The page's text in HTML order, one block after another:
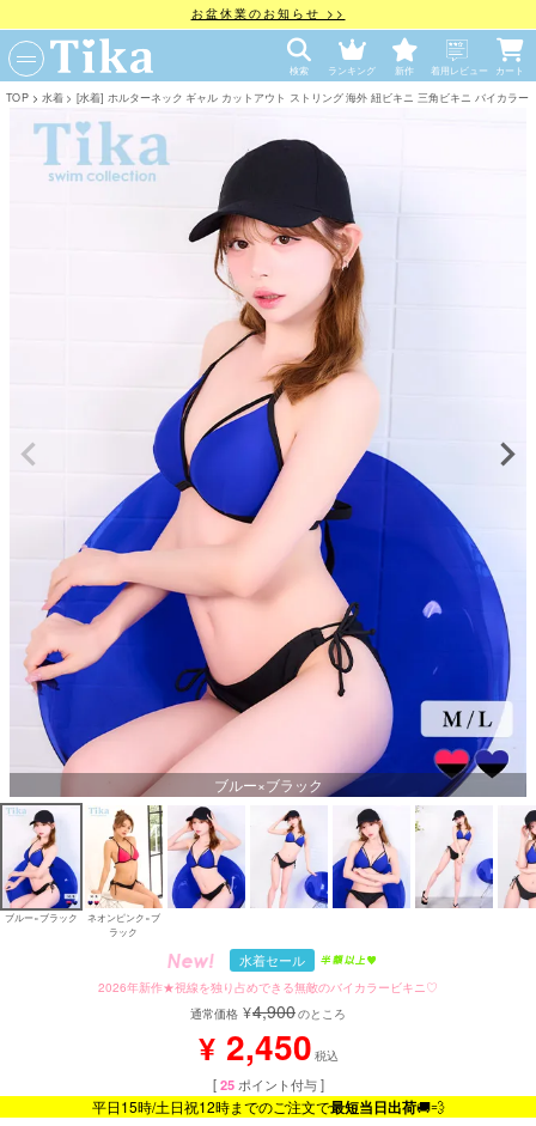
お盆休業のお知らせ >>
検索 ランキング 新作 着用レビュー カート
TOP 水着 [水着] ホルターネック ギャル カットアウト ストリング 海外 紐ビキニ 三角ビキニ バイカラ
ブルー×ブラック
ブルー×ブラック
ネオンピンク×ブ
ラック
水着セール
2026年新作★視線を独り占めできる無敵のバイカラービキニ♡
通常価格 ¥4,900のところ
¥ 2,450 税込
[ 25 ポイント付与 ]
平日15時/土日祝12時までのご注文で最短当日出荷🚚💨